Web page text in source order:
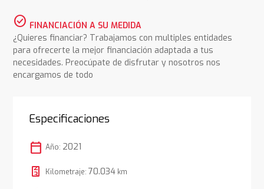
check_circle FINANCIACIÓN A SU MEDIDA
¿Quieres financiar? Trabajamos con multiples entidades
para ofrecerte la mejor financiación adaptada a tus
necesidades. Preocúpate de disfrutar y nosotros nos
encargamos de todo
Especificaciones
calendar_today Año: 2021
Kilometraje: 70.034km